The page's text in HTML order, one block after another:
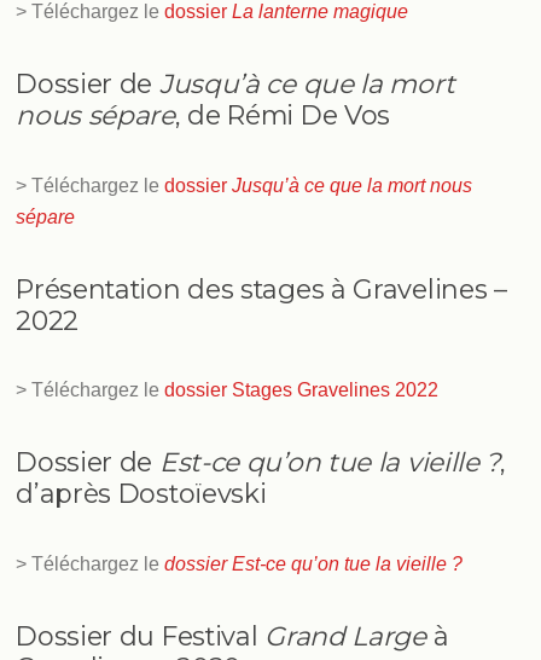
> Téléchargez ledossierLa lanterne magique
Dossier de Jusqu’à ce que la mort
nous sépare, de Rémi De Vos
> Téléchargez ledossierJusqu’à ce que la mort nous
sépare
Présentation des stages à Gravelines –
2022
> Téléchargez ledossier Stages Gravelines 2022
Dossier de Est-ce qu’on tue la vieille ?,
d’après Dostoïevski
> Téléchargez ledossier Est-ce qu’on tue la vieille ?
Dossier du Festival Grand Large à